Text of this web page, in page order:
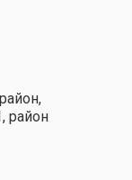
район